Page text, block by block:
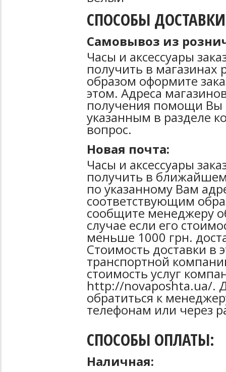
СПОСОБЫ
Самовывоз из
Часы и аксессуары
получить в магазинах
образом оформите
этом. Адреса
получения помощи Вы
указанным в разделе
вопрос.
Новая почта:
Часы и аксессуары
получить в
по указанному Вам
соответствующим
сообщите менеджеру
случае если его
меньше 1000 грн.
Стоимость доставки в
транспортной
стоимость услуг
http://novaposhta.ua/.
обратиться к
телефонам или через
СПОСОБЫ ОПЛАТЫ:
Наличная: